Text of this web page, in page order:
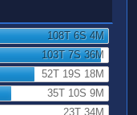
108T 6S 4M
103T 7S 36M
52T 19S 18M
35T 10S 9M
23T 34M